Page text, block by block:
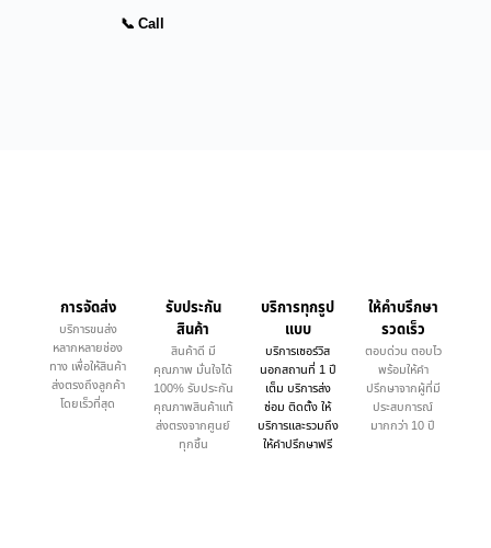
📞 Call
การจัดส่ง
บริการขนส่ง
หลากหลายช่อง
ทาง เพื่อให้สินค้า
ส่งตรงถึงลูกค้า
โดยเร็วที่สุด
รับประกัน
สินค้า
สินค้าดี มี
คุณภาพ มั่นใจได้
100% รับประกัน
คุณภาพสินค้าแท้
ส่งตรงจากศูนย์
ทุกชิ้น
บริการทุกรูป
แบบ
บริการเซอร์วิส
นอกสถานที่ 1 ปี
เต็ม บริการส่ง
ซ่อม ติดตั้ง ให้
บริการและรวมถึง
ให้คำปรึกษาฟรี
ให้คำบรึกษา
รวดเร็ว
ตอบด่วน ตอบไว
พร้อมให้คำ
ปรึกษาจากผู้ที่มี
ประสบการณ์
มากกว่า 10 ปี